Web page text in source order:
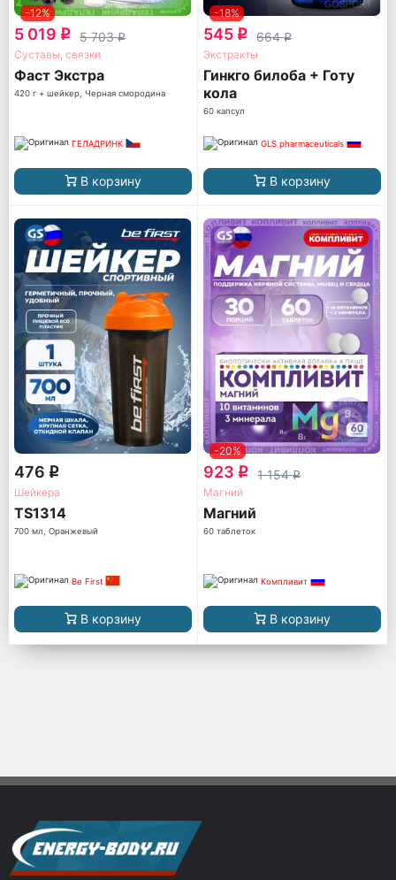
-12%
5 019 q 5 703q
Суставы, связки
Фаст Экстра
420 г + шейкер, Черная смородина
ГЕЛАДРИНК
В корзину
-18%
545 q 664q
Экстракты
Гинкго билоба + Готу
кола
60 капсул
GLS pharmaceuticals
В корзину
476 q
Шейкера
TS1314
700 мл, Оранжевый
Be First
В корзину
-20%
923 q 1 154q
Магний
Магний
60 таблеток
Компливит
В корзину